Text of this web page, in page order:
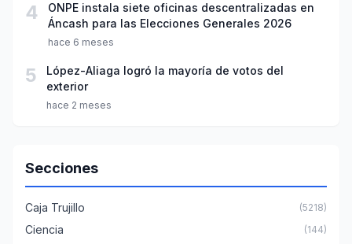
4
ONPE instala siete oficinas descentralizadas en
Áncash para las Elecciones Generales 2026
hace 6 meses
5
López-Aliaga logró la mayoría de votos del
exterior
hace 2 meses
Secciones
Caja Trujillo (5218)
Ciencia (144)